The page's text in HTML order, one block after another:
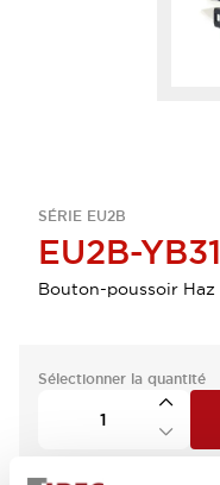
SÉRIE EU2B
EU2B-
Bouton-poussoir Haz
Sélectionner la quantité